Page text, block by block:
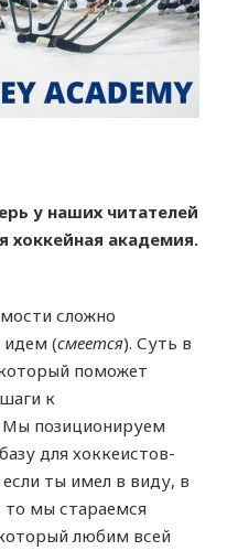
у наших читателей
хоккейная академия.
сложно
идем (смеется). Суть в
поможет
к
Мы позиционируем
для хоккеистов-
ты имел в виду, в
то мы стараемся
любим всей